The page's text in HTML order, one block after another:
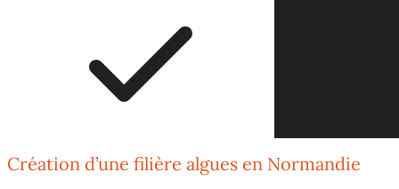
Création d’une filière algues en Normandie